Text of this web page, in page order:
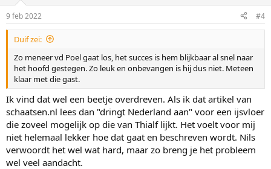
n
s
:
9 feb 2022 #4
Duif zei:
Zo meneer vd Poel gaat los, het succes is hem blijkbaar al snel naar
het hoofd gestegen. Zo leuk en onbevangen is hij dus niet. Meteen
klaar met die gast.
Ik vind dat wel een beetje overdreven. Als ik dat artikel van
schaatsen.nl lees dan "dringt Nederland aan" voor een ijsvloer
die zoveel mogelijk op die van Thialf lijkt. Het voelt voor mij
niet helemaal lekker hoe dat gaat en beschreven wordt. Nils
verwoordt het wel wat hard, maar zo breng je het probleem
wel veel aandacht.